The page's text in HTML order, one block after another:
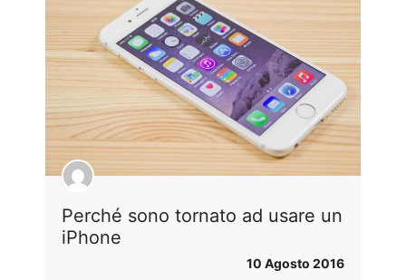
Perché sono tornato ad usare un
iPhone
10 Agosto 2016